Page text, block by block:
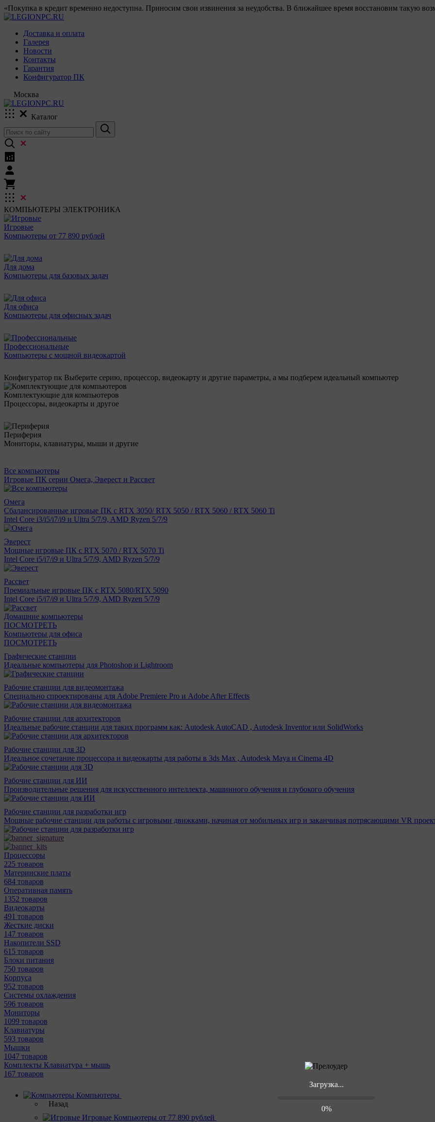
Загрузка...
0%
«Покупка в кредит временно недоступна. Приносим свои извинения за неудобства. В ближайшее время восстановим такую
Доставка и оплата
Галерея
Новости
Контакты
Гарантия
Конфигуратор ПК
Москва
Каталог
КОМПЬЮТЕРЫ ЭЛЕКТРОНИКА
Игровые
Компьютеры от 77 890 рублей
Для дома
Компьютеры для базовых задач
Для офиса
Компьютеры для офисных задач
Профессиональные
Компьютеры с мощной видеокартой
Конфигуратор пк Выберите серию, процессор, видеокарту и другие параметры, а мы подберем идеальный компьютер
Комплектующие для компьютеров
Процессоры, видеокарты и другое
Периферия
Мониторы, клавиатуры, мыши и другие
Все компьютеры
Игровые ПК серии Омега, Эверест и Рассвет
Омега
Сбалансированные игровые ПК с RTX 3050/ RTX 5050 / RTX 5060 / RTX 5060 Ti
Intel Core i3/i5/i7/i9 и Ultra 5/7/9, AMD Ryzen 5/7/9
Эверест
Мощные игровые ПК с RTX 5070 / RTX 5070 Ti
Intel Core i5/i7/i9 и Ultra 5/7/9, AMD Ryzen 5/7/9
Рассвет
Премиальные игровые ПК с RTX 5080/RTX 5090
Intel Core i5/i7/i9 и Ultra 5/7/9, AMD Ryzen 5/7/9
Домашние компьютеры
ПОСМОТРЕТЬ
Компьютеры для офиса
ПОСМОТРЕТЬ
Графические станции
Идеальные компьютеры для Photoshop и Lightroom
Рабочие станции для видеомонтажа
Специально спроектированы для Adobe Premiere Pro и Adobe After Effects
Рабочие станции для архитекторов
Идеальные рабочие станции для таких программ как: Autodesk AutoCAD , Autodesk Inventor или SolidWorks
Рабочие станции для 3D
Идеальное сочетание процессора и видеокарты для работы в 3ds Max , Autodesk Maya и Cinema 4D
Рабочие станции для ИИ
Производительные решения для искусственного интеллекта, машинного обучения и глубокого обучения
Рабочие станции для разработки игр
Мощные рабочие станции для работы с игровыми движками, начиная от мобильных игр и заканчивая потрясающими VR
Процессоры
225 товаров
Материнcкие платы
684 товаров
Оперативная память
1352 товаров
Видеокарты
491 товаров
Жесткие диски
147 товаров
Накопители SSD
615 товаров
Блоки питания
750 товаров
Корпуса
952 товаров
Системы охлаждения
596 товаров
Мониторы
1099 товаров
Клавиатуры
593 товаров
Мышки
1047 товаров
Комплекты Клавиатура + мышь
167 товаров
Компьютеры
Назад
Игровые Компьютеры от 77 890 рублей